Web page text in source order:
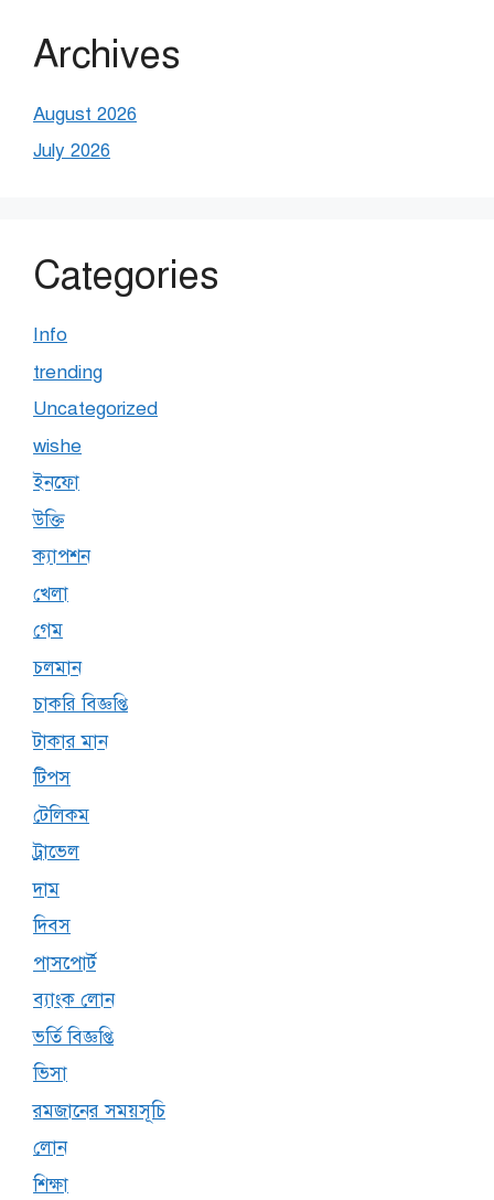
Archives
August 2026
July 2026
Categories
Info
trending
Uncategorized
wishe
ইনফো
উক্তি
ক্যাপশন
খেলা
গেম
চলমান
চাকরি বিজ্ঞপ্তি
টাকার মান
টিপস
টেলিকম
ট্রাভেল
দাম
দিবস
পাসপোর্ট
ব্যাংক লোন
ভর্তি বিজ্ঞপ্তি
ভিসা
রমজানের সময়সূচি
লোন
শিক্ষা